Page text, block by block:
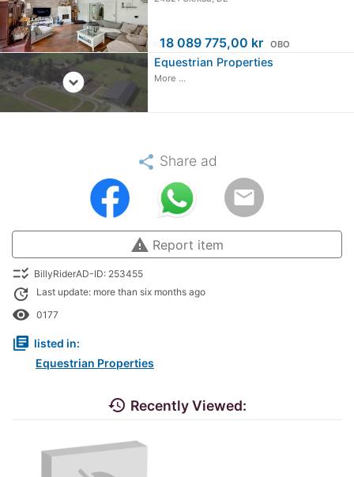
18 089 775,00 kr OBO
expand_circle_down
Equestrian Properties
More ...
share Share ad
email
warning Report item
checklist_rtl BillyRiderAD-ID: 253455
update Last update: more than six months ago
remove_red_eye 0177
library_books listed in:
Equestrian Properties
history Recently Viewed: